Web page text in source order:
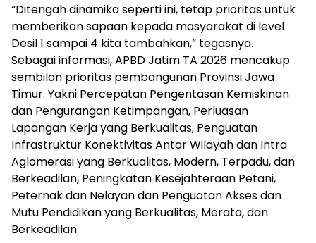
“Ditengah dinamika seperti ini, tetap prioritas untuk
memberikan sapaan kepada masyarakat di level
Desil 1 sampai 4 kita tambahkan,” tegasnya.
Sebagai informasi, APBD Jatim TA 2026 mencakup
sembilan prioritas pembangunan Provinsi Jawa
Timur. Yakni Percepatan Pengentasan Kemiskinan
dan Pengurangan Ketimpangan, Perluasan
Lapangan Kerja yang Berkualitas, Penguatan
Infrastruktur Konektivitas Antar Wilayah dan Intra
Aglomerasi yang Berkualitas, Modern, Terpadu, dan
Berkeadilan, Peningkatan Kesejahteraan Petani,
Peternak dan Nelayan dan Penguatan Akses dan
Mutu Pendidikan yang Berkualitas, Merata, dan
Berkeadilan